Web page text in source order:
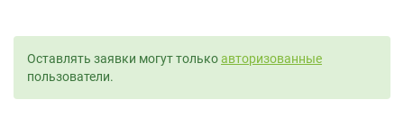
Оставлять заявки могут толькоавторизованные
пользователи.